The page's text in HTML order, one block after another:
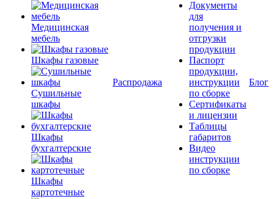
Медицинская
мебель
Шкафы газовые
Сушильные
шкафы
Шкафы
бухгалтерские
Шкафы
картотечные
Распродажа
Документы
для
получения и
отгрузки
продукции
Паспорт
продукции,
инструкции
по сборке
Сертификаты
и лицензии
Таблицы
габаритов
Видео
инструкции
по сборке
Блог